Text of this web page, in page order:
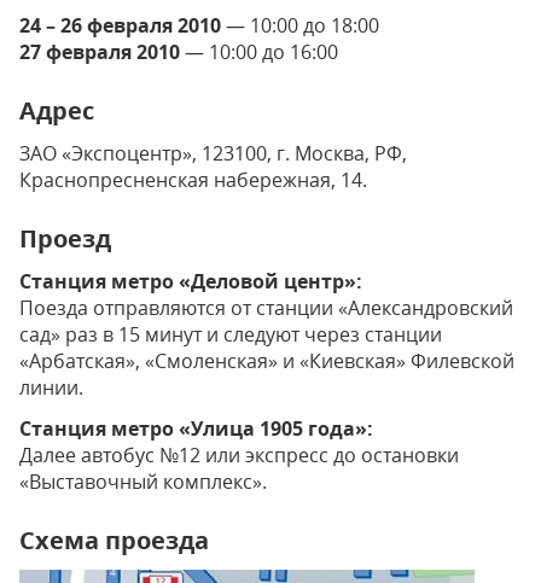
24 – 26 февраля 2010— 10:00 до 18:00
27 февраля 2010— 10:00 до 16:00
Адрес
ЗАО «Экспоцентр», 123100, г. Москва, РФ,
Краснопресненская набережная, 14.
Проезд
Станция метро «Деловой центр»:
Поезда отправляются от станции «Александровский
сад» раз в 15 минут и следуют через станции
«Арбатская», «Смоленская» и «Киевская» Филевской
линии.
Станция метро «Улица 1905 года»:
Далее автобус №12 или экспресс до остановки
«Выставочный комплекс».
Схема проезда